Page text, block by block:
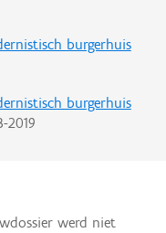
burgerhuis
burgerhuis
2019
werd niet